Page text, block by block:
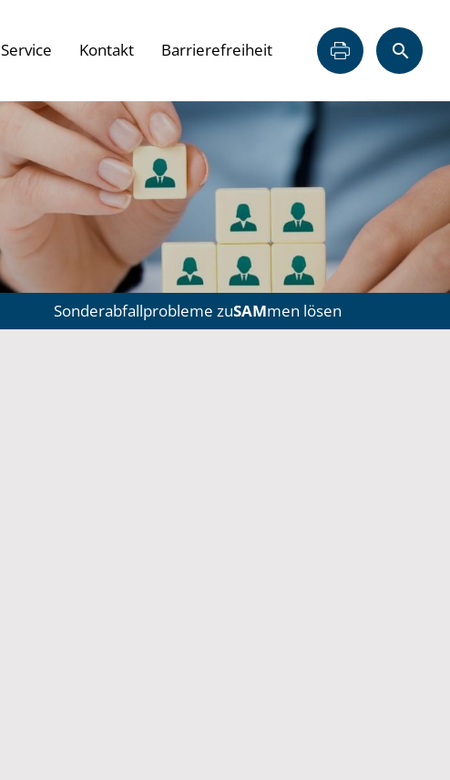
Service Kontakt Barrierefreiheit
Sonderabfallprobleme zuSAMmen lösen